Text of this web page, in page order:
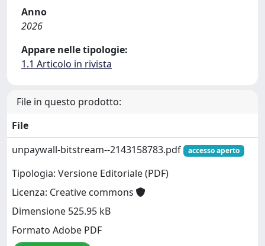
Anno
2026
Appare nelle tipologie:
1.1 Articolo in rivista
File in questo prodotto:
File
unpaywall-bitstream--2143158783.pdf
accesso aperto
Tipologia: Versione Editoriale (PDF)
Licenza: Creative commons
Dimensione 525.95 kB
Formato Adobe PDF